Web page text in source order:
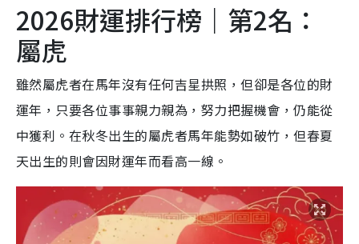
2026財運排行榜｜第2名：
屬虎
雖然屬虎者在馬年沒有任何吉星拱照，但卻是各位的財
運年，只要各位事事親力親為，努力把握機會，仍能從
中獲利。在秋冬出生的屬虎者馬年能勢如破竹，但春夏
天出生的則會因財運年而看高一線。